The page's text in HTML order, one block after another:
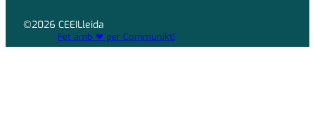
©2026 CEEILleida
Fet amb ❤ per Communikt!